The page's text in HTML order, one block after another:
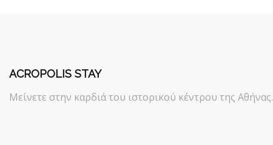
ACROPOLIS STAY
Μείνετε στην καρδιά του ιστορικού κέντρου της Αθήνας.